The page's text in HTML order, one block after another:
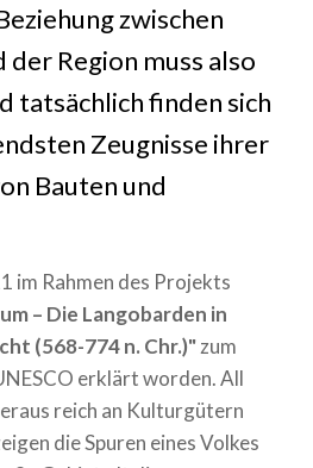
zwischen
der Region muss also
tatsächlich finden sich
Zeugnisse ihrer
Bauten und
im Rahmen des Projekts
– Die Langobarden in
(568-774 n. Chr.)"zum
erklärt worden. All
reich an Kulturgütern
die Spuren eines Volkes